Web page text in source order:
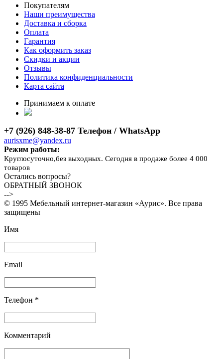
Покупателям
Наши преимущества
Доставка и сборка
Оплата
Гарантия
Как оформить заказ
Скидки и акции
Отзывы
Политика конфиденциальности
Карта сайта
Принимаем к оплате
+7 (926) 848-38-87 Телефон / WhatsApp
aurisxme@yandex.ru
Режим работы:
Круглосуточно,без выходных. Сегодня в продаже более 4 000
товаров
Остались вопросы?
ОБРАТНЫЙ ЗВОНОК
-->
© 1995 Мебельный интернет-магазин «Аурис». Все права
защищены
Имя
Email
Телефон *
Комментарий